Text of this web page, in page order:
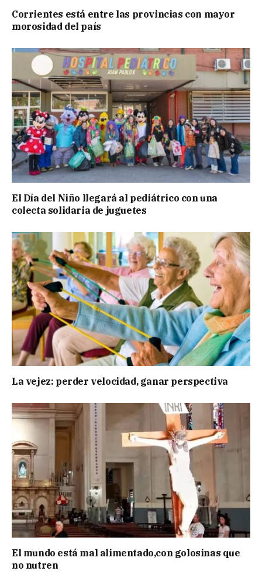
Corrientes está entre las provincias con mayor
morosidad del país
El Día del Niño llegará al pediátrico con una
colecta solidaria de juguetes
La vejez: perder velocidad, ganar perspectiva
El mundo está mal alimentado,con golosinas que
no nutren